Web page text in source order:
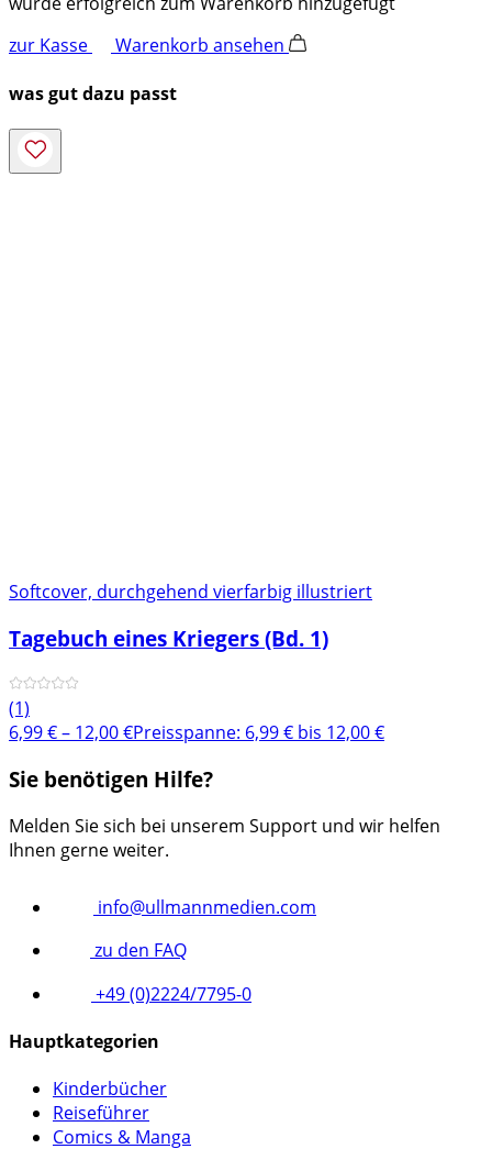
zur Kasse
Warenkorb ansehen
was gut dazu passt
Softcover, durchgehend vierfarbig illustriert
Tagebuch eines Kriegers (Bd. 1)
(1)
6,99€– 12,00€Preisspanne: 6,99 € bis 12,00 €
Sie benötigen Hilfe?
Melden Sie sich bei unserem Support und wir helfen
Ihnen gerne weiter.
info@ullmannmedien.com
zu den FAQ
+49 (0)2224/7795-0
Hauptkategorien
Kinderbücher
Reiseführer
Comics & Manga